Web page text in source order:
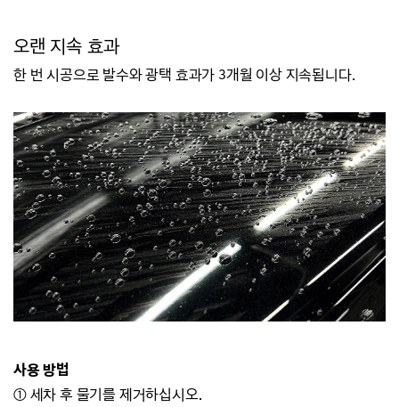
오랜 지속 효과
한 번 시공으로 발수와 광택 효과가 3개월 이상 지속됩니다.
사용 방법
① 세차 후 물기를 제거하십시오.